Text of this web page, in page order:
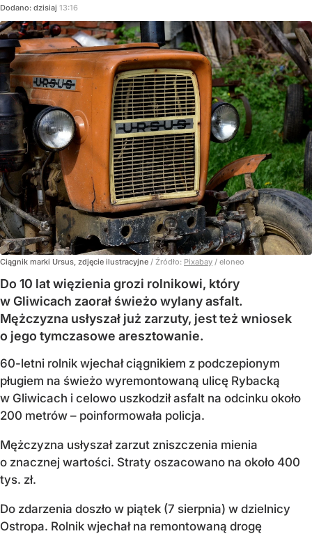
Dodano: dzisiaj 13:16
Ciągnik marki Ursus, zdjęcie ilustracyjne / Źródło: Pixabay / eloneo
Do 10 lat więzienia grozi rolnikowi, który
w Gliwicach zaorał świeżo wylany asfalt.
Mężczyzna usłyszał już zarzuty, jest też wniosek
o jego tymczasowe aresztowanie.
60-letni rolnik wjechał ciągnikiem z podczepionym
pługiem na świeżo wyremontowaną ulicę Rybacką
w Gliwicach i celowo uszkodził asfalt na odcinku około
200 metrów – poinformowała policja.
Mężczyzna usłyszał zarzut zniszczenia mienia
o znacznej wartości. Straty oszacowano na około 400
tys. zł.
Do zdarzenia doszło w piątek (7 sierpnia) w dzielnicy
Ostropa. Rolnik wjechał na remontowaną drogę